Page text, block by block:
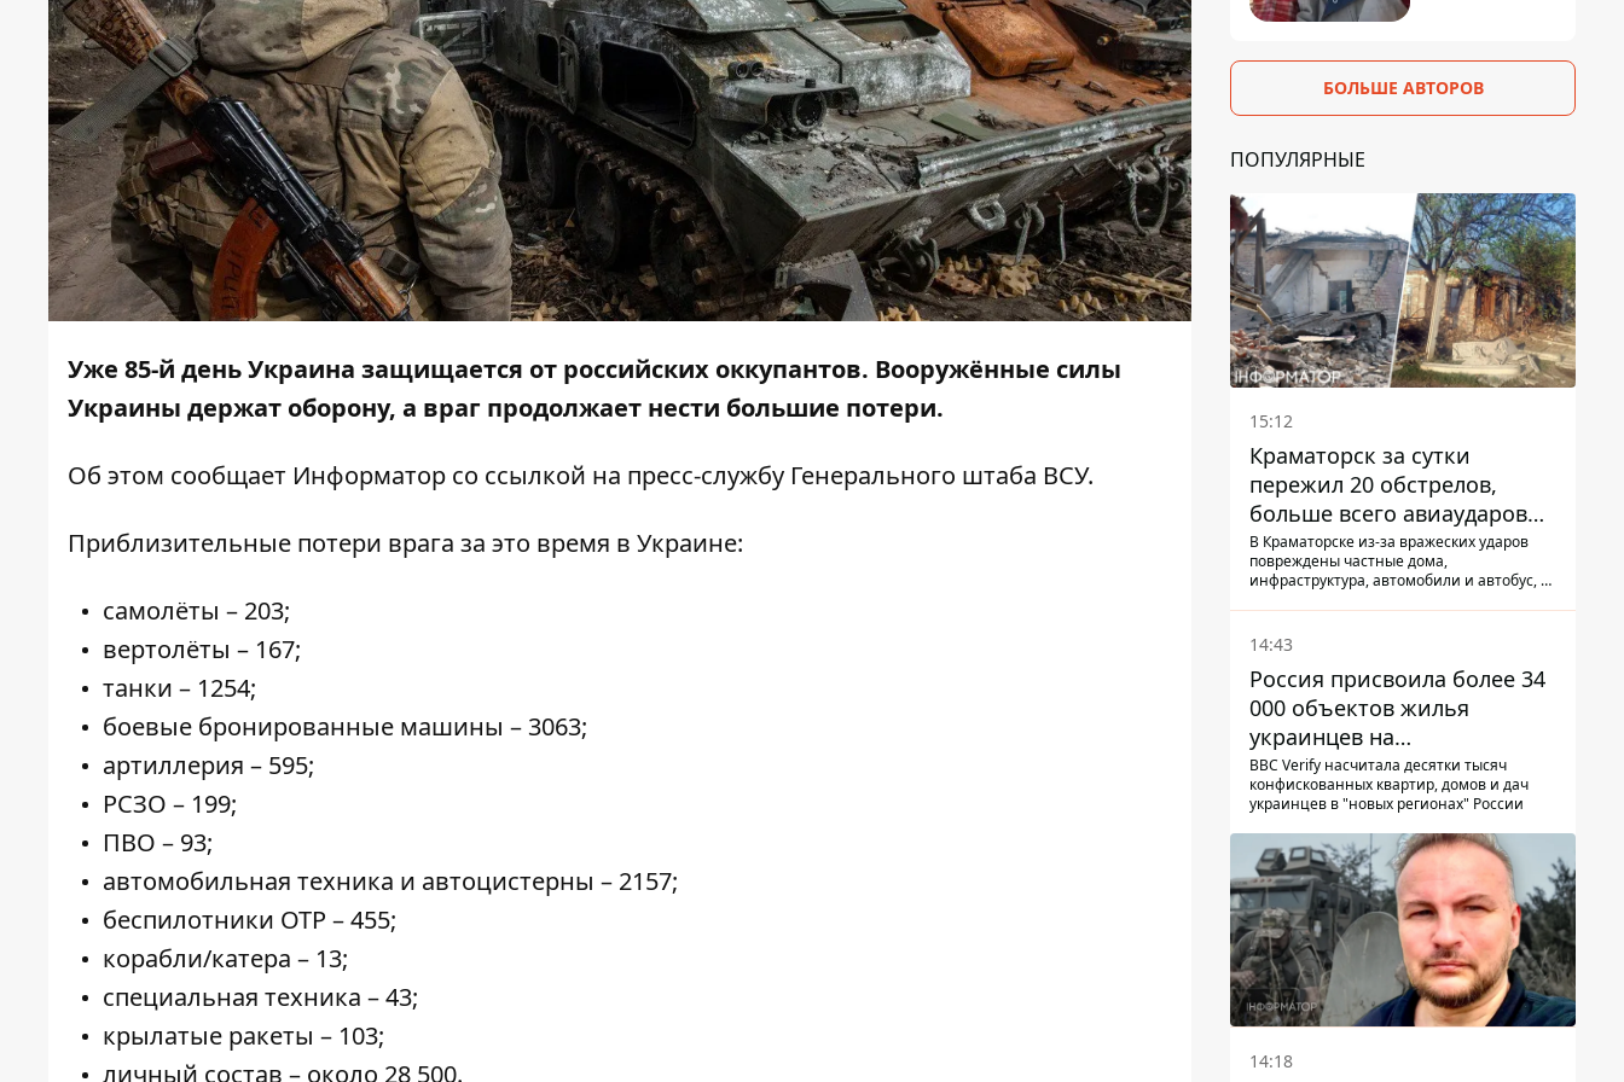
Уже 85-й день Украина защищается от российских оккупантов. Вооружённые силы
Украины держат оборону, а враг продолжает нести большие потери.
Об этом сообщает Информатор со ссылкой на пресс-службу Генерального штаба ВСУ.
Приблизительные потери врага за это время в Украине:
самолёты – 203;
вертолёты – 167;
танки – 1254;
боевые бронированные машины – 3063;
артиллерия – 595;
РСЗО – 199;
ПВО – 93;
автомобильная техника и автоцистерны – 2157;
беспилотники ОТР – 455;
корабли/катера – 13;
специальная техника – 43;
крылатые ракеты – 103;
личный состав – около 28 500.
БОЛЬШЕ АВТОРОВ
ПОПУЛЯРНЫЕ
15:12
Краматорск за сутки
пережил 20 обстрелов,
больше всего авиаударов
КАБ-250
В Краматорске из-за вражеских ударов
повреждены частные дома,
инфраструктура, автомобили и автобус, а
14:43
Россия присвоила более 34
000 объектов жилья
украинцев на
оккупированных
территориях -
BBC Verify насчитала десятки тысяч
конфискованных квартир, домов и дач
украинцев в "новых регионах" России
14:18